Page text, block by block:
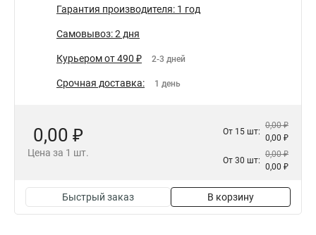
Гарантия производителя: 1 год
Самовывоз: 2 дня
Курьером от 490 ₽ 2-3 дней
Срочная доставка: 1 день
0,00 ₽
Цена за 1 шт.
От 15 шт:
0,00 ₽
0,00 ₽
От 30 шт:
0,00 ₽
0,00 ₽
Быстрый заказ В корзину